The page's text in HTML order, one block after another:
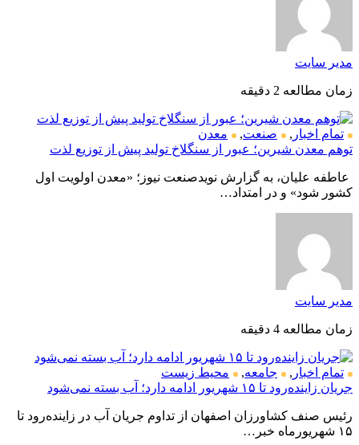
مدیر سایت
زمان مطالعه 2 دقیقه
تمام اخبار , صنعت,
معدن
توهم معدن شیرین؛ عبور از سنگلاخ تولید پیش از توزیع لذت
عاطفه علیان، به گزارش نویدصنعت نیوز؛ «معدن اولویت اول
کشور شود» و در امتداد…
مدیر سایت
زمان مطالعه 4 دقیقه
تمام اخبار , جامعه,
محیط زیست
جریان زاینده‌رود تا ۱۵ شهریور ادامه دارد؛ آب بسته نمی‌شود
رئیس صنف کشاورزان اصفهان از تداوم جریان آب در زاینده‌رود تا
۱۵ شهریورماه خبر…